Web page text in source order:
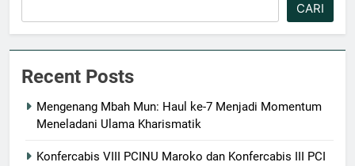
CARI
Recent Posts
Mengenang Mbah Mun: Haul ke-7 Menjadi Momentum
Meneladani Ulama Kharismatik
Konfercabis VIII PCINU Maroko dan Konfercabis III PCI